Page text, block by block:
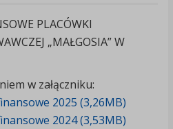
PLACÓWKI
„MAŁGOSIA” W
w załączniku:
2025 (3,26MB)
2024 (3,53MB)